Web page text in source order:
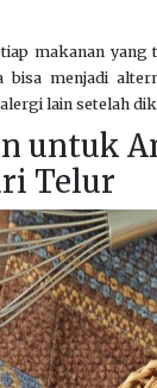
makanan
bisa menjadi
lain setelah
untuk
Telur